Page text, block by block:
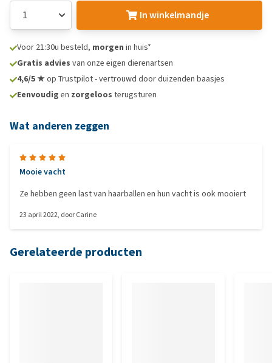
In winkelmandje
Voor 21:30u besteld, morgen in huis*
Gratis advies van onze eigen dierenartsen
4,6/5 ★op Trustpilot - vertrouwd door duizenden baasjes
Eenvoudig en zorgeloos terugsturen
Wat anderen zeggen
Mooie vacht
Ze hebben geen last van haarballen en hun vacht is ook mooiert
23 april 2022, doorCarine
Gerelateerde producten